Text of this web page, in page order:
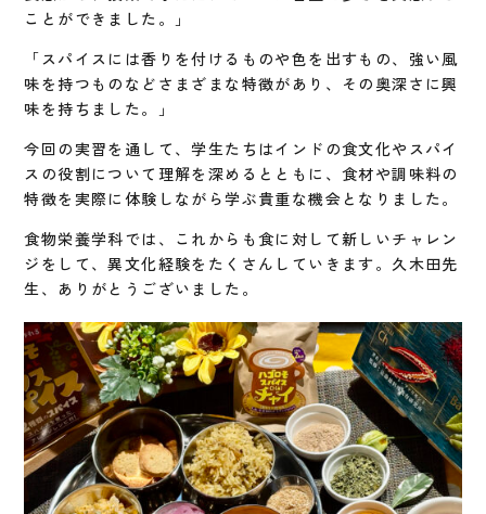
ことができました。」
「スパイスには香りを付けるものや色を出すもの、強い風
味を持つものなどさまざまな特徴があり、その奥深さに興
味を持ちました。」
今回の実習を通して、学生たちはインドの食文化やスパイ
スの役割について理解を深めるとともに、食材や調味料の
特徴を実際に体験しながら学ぶ貴重な機会となりました。
食物栄養学科では、これからも食に対して新しいチャレン
ジをして、異文化経験をたくさんしていきます。久木田先
生、ありがとうございました。